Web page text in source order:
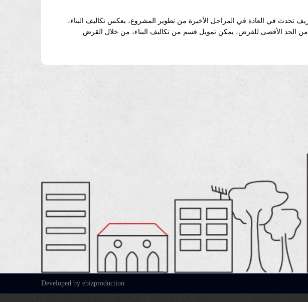
تحدث في العادة في المراحل الأخيرة من تطوير المشروع، بعكس تكاليف البناء،
الحد الأقصى للقرض، يمكن تمويل قسم من تكاليف البناء، من خلال القرض
Developed by ebizproduction